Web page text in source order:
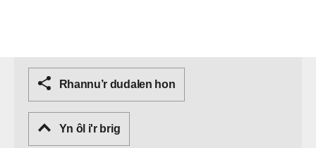
Rhannu’r dudalen hon
Yn ôl i'r brig